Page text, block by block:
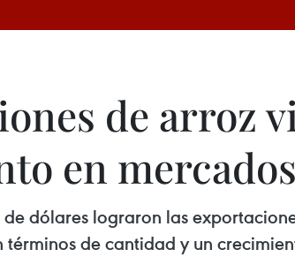
de arroz
en
de dólares lograron las
términos de cantidad y un